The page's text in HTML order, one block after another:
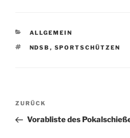
KATEGORIEN
ALLGEMEIN
SCHLAGWÖRTER
NDSB , SPORTSCHÜTZEN
Beitragsnavigation
Vorheriger
Beitrag
ZURÜCK
Vorabliste des